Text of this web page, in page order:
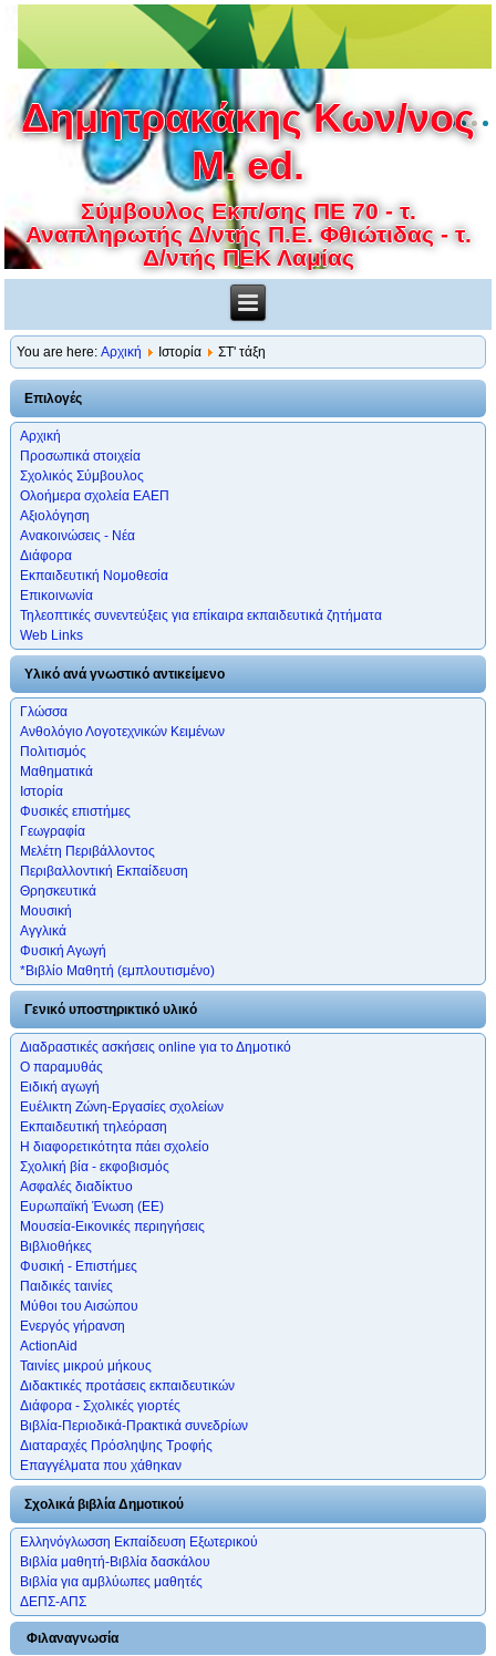
Δημητρακάκης Κων/νος
M. ed.
Σύμβουλος Εκπ/σης ΠΕ 70 - τ.
Αναπληρωτής Δ/ντής Π.Ε. Φθιώτιδας - τ.
Δ/ντής ΠΕΚ Λαμίας
You are here:Αρχική Ιστορία ΣΤ' τάξη
Επιλογές
Αρχική
Προσωπικά στοιχεία
Σχολικός Σύμβουλος
Ολοήμερα σχολεία ΕΑΕΠ
Αξιολόγηση
Ανακοινώσεις - Νέα
Διάφορα
Εκπαιδευτική Νομοθεσία
Επικοινωνία
Τηλεοπτικές συνεντεύξεις για επίκαιρα εκπαιδευτικά ζητήματα
Web Links
Υλικό ανά γνωστικό αντικείμενο
Γλώσσα
Ανθολόγιο Λογοτεχνικών Κειμένων
Πολιτισμός
Μαθηματικά
Ιστορία
Φυσικές επιστήμες
Γεωγραφία
Μελέτη Περιβάλλοντος
Περιβαλλοντική Εκπαίδευση
Θρησκευτικά
Μουσική
Αγγλικά
Φυσική Αγωγή
*Βιβλίο Μαθητή (εμπλουτισμένο)
Γενικό υποστηρικτικό υλικό
Διαδραστικές ασκήσεις online για το Δημοτικό
Ο παραμυθάς
Ειδική αγωγή
Ευέλικτη Ζώνη-Εργασίες σχολείων
Εκπαιδευτική τηλεόραση
Η διαφορετικότητα πάει σχολείο
Σχολική βία - εκφοβισμός
Ασφαλές διαδίκτυο
Ευρωπαϊκή Ένωση (ΕΕ)
Μουσεία-Εικονικές περιηγήσεις
Βιβλιοθήκες
Φυσική - Επιστήμες
Παιδικές ταινίες
Μύθοι του Αισώπου
Ενεργός γήρανση
ActionAid
Ταινίες μικρού μήκους
Διδακτικές προτάσεις εκπαιδευτικών
Διάφορα - Σχολικές γιορτές
Βιβλία-Περιοδικά-Πρακτικά συνεδρίων
Διαταραχές Πρόσληψης Τροφής
Επαγγέλματα που χάθηκαν
Σχολικά βιβλία Δημοτικού
Ελληνόγλωσση Εκπαίδευση Εξωτερικού
Βιβλία μαθητή-Βιβλία δασκάλου
Βιβλία για αμβλύωπες μαθητές
ΔΕΠΣ-ΑΠΣ
Φιλαναγνωσία